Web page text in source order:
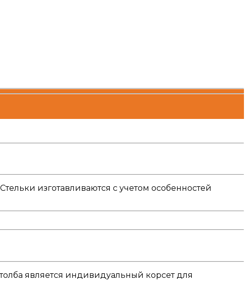
изготавливаются с учетом особенностей
является индивидуальный корсет для